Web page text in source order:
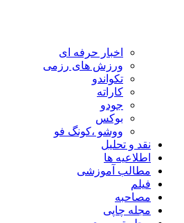
اخبار حرفه ای
ورزش های رزمی
تکواندو
کاراته
جودو
بوکس
ووشو ،کونگ فو
نقد و تحلیل
اطلاعیه ها
مطالب آموزشی
فیلم
مصاحبه
مجله چاپی